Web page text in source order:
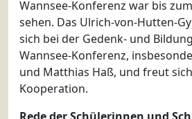
Wannsee-Konferenz war bis
sehen. Das Ulrich-von-Hutten-
sich bei der Gedenk- und
Wannsee-Konferenz,
und Matthias Haß, und freut
Kooperation.